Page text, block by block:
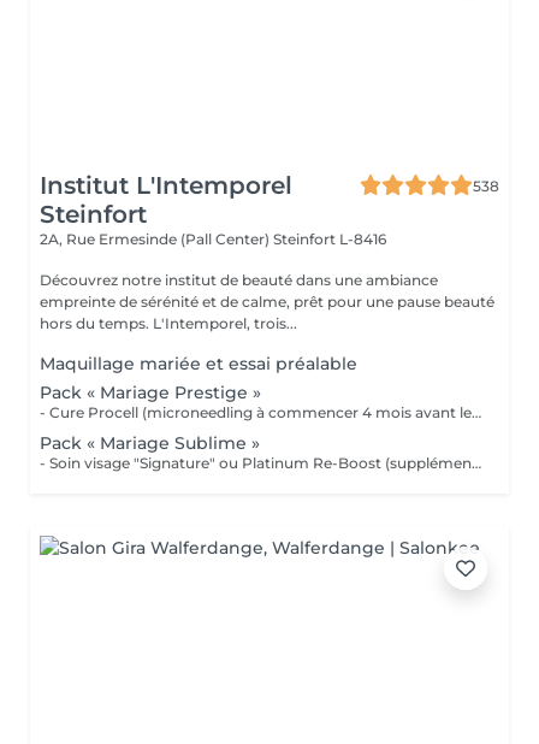
Institut L'Intemporel
Steinfort
538
2A, Rue Ermesinde (Pall Center) Steinfort L-8416
Découvrez notre institut de beauté dans une ambiance
empreinte de sérénité et de calme, prêt pour une pause beauté
hors du temps. L'Intemporel, trois...
Maquillage mariée et essai préalable
Pack « Mariage Prestige »
- Cure Procell (microneedling à commencer 4 mois avant le jour J) ou cure Soin Signature. - Gommage du corps et massage 1h : 1 semaine avant le jour J - Beauté des mains et beauté des pieds (vernis semi permanent en supplément) : 2 jours avant le jour J - Maquillage Mariée, le jour J + essai à votre convenance - Épilations au choix, 2 jours avant le jour J 1099€ au lieu de 1435€
Pack « Mariage Sublime »
- Soin visage "Signature" ou Platinum Re-Boost (supplément de 25€) - Gommage du corps - Massage détente dos et épaules - Beauté des pieds et vernis simple (semi permanent + 6€) - Beauté des mains et vernis classique (semi permanent + 15€) - Maquillage Mariée + essai préalable - Épilations au choix (cire classique) Forfait à planifier avec votre esthéticienne 599€ au lieu de 728€